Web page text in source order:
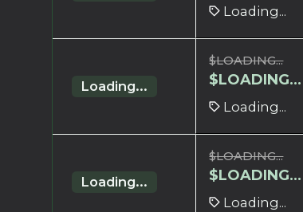
Loading...
Loading...
$LOADING...
$LOADING...
Loading...
Loading...
$LOADING...
$LOADING...
Loading...